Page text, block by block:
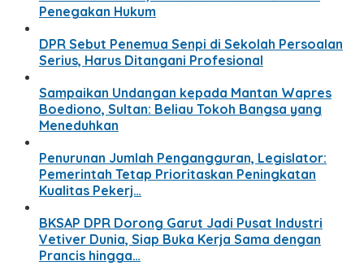
Penegakan Hukum
DPR Sebut Penemua Senpi di Sekolah Persoalan
Serius, Harus Ditangani Profesional
Sampaikan Undangan kepada Mantan Wapres
Boediono, Sultan: Beliau Tokoh Bangsa yang
Meneduhkan
Penurunan Jumlah Pengangguran, Legislator:
Pemerintah Tetap Prioritaskan Peningkatan
Kualitas Pekerj…
BKSAP DPR Dorong Garut Jadi Pusat Industri
Vetiver Dunia, Siap Buka Kerja Sama dengan
Prancis hingga…